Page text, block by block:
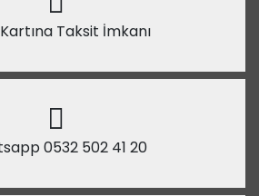
Taksit İmkanı
0532 502 41 20